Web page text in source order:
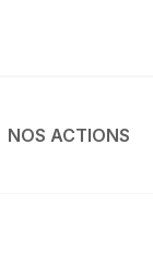
NOS ACTIONS